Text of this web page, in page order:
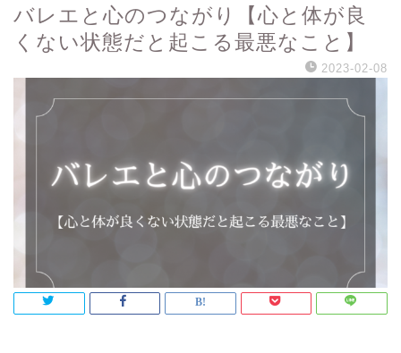
バレエと心のつながり【心と体が良
くない状態だと起こる最悪なこと】
2023-02-08